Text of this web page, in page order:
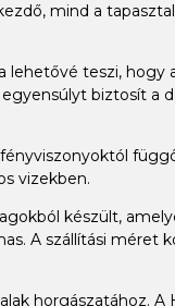
mind a
lehetővé teszi,
biztosít a
vizekben.
készült,
A szállítási
horgászatához.